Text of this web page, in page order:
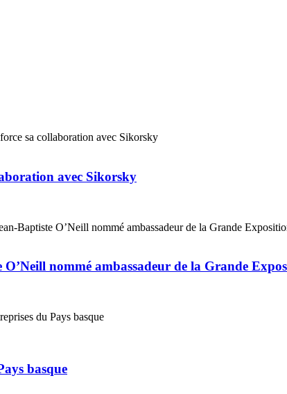
avec Sikorsky
nommé ambassadeur de la Grande
basque